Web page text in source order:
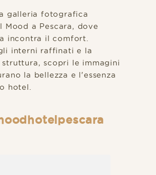
galleria fotografica
Mood a Pescara, dove
incontra il comfort.
interni raffinati e la
struttura, scopri le immagini
la bellezza e l'essenza
hotel.